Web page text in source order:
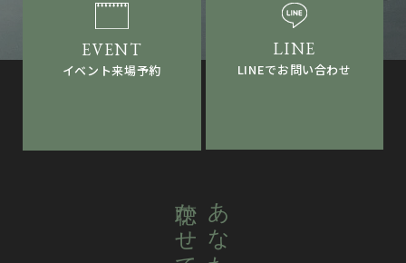
イベント来場予約 LINEでお問い合わせ